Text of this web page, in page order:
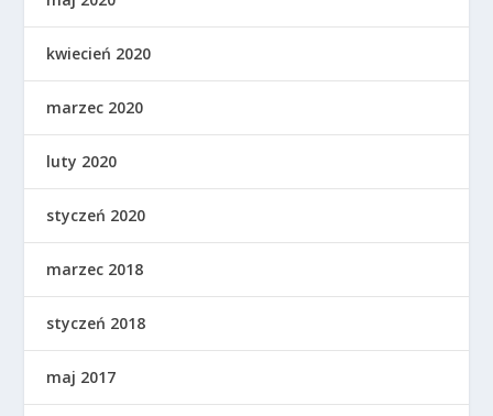
kwiecień 2020
marzec 2020
luty 2020
styczeń 2020
marzec 2018
styczeń 2018
maj 2017